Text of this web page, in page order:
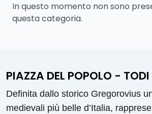
In questo momento non sono
questa categoria.
PIAZZA DEL POPOLO -
Definita dallo storico Gregorovius
medievali più belle d’Italia,